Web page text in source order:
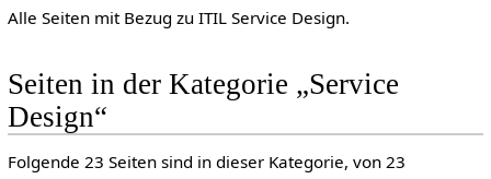
Alle Seiten mit Bezug zu ITIL Service Design.
Seiten in der Kategorie „Service
Design“
Folgende 23 Seiten sind in dieser Kategorie, von 23